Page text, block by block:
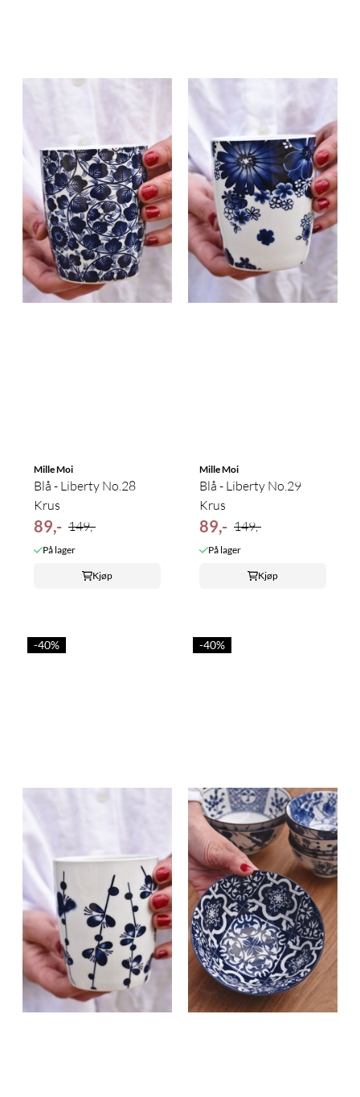
Mille Moi
Blå - Liberty No.28
Krus
89,- 149,-
På lager
Kjøp
Mille Moi
Blå - Liberty No.29
Krus
89,- 149,-
På lager
Kjøp
-40% -40%